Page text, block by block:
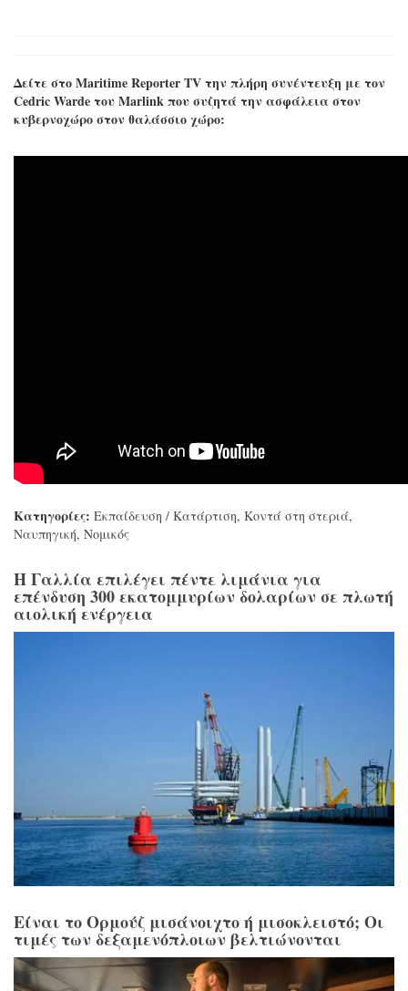
Δείτε στο Maritime Reporter TV την πλήρη συνέντευξη με τον
Cedric Warde του Marlink που συζητά την ασφάλεια στον
κυβερνοχώρο στον θαλάσσιο χώρο:
Κατηγορίες: Εκπαίδευση / Κατάρτιση, Κοντά στη στεριά,
Ναυπηγική, Νομικός
Η Γαλλία επιλέγει πέντε λιμάνια για
επένδυση 300 εκατομμυρίων δολαρίων σε πλωτή
αιολική ενέργεια
Είναι το Ορμούζ μισάνοιχτο ή μισοκλειστό; Οι
τιμές των δεξαμενόπλοιων βελτιώνονται